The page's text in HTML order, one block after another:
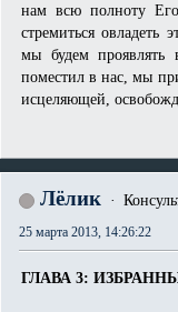
нам всю полноту
стремиться овладеть
мы будем проявлять
поместил в нас, мы
исцеляющей,
Лёлик
25 марта 2013, 14:26:22
ГЛАВА 3: